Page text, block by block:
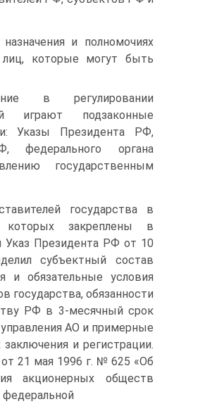
и полномочиях
лиц, которые могут быть
в регулировании
играют подзаконные
Указы Президента РФ,
федерального органа
государственным
государства в
закреплены в
Указ Президента РФ от 10
субъектный состав
и обязательные условия
государства, обязанности
РФ в 3-месячный срок
АО и примерные
и регистрации.
21 мая 1996 г. № 625 «Об
акционерных обществ